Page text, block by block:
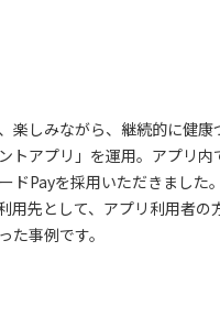
楽しみながら、継続的に健康
トアプリ」を運用。アプリ内
ドPayを採用いただきました
用先として、アプリ利用者の
事例です。